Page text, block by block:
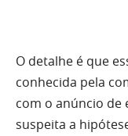
O detalhe é que
conhecida pela
com o anúncio de
suspeita a